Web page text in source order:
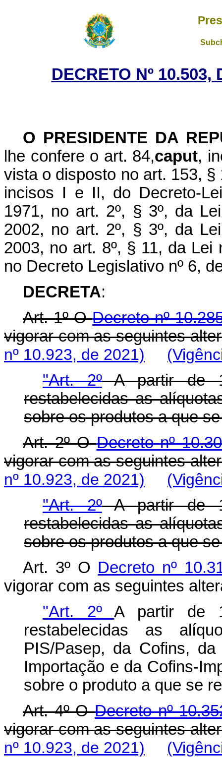
DECRETO Nº 10.503,
O PRESIDENTE DA
lhe confere o art. 84,caput,
vista o disposto no art. 153, §
incisos I e II, do Decreto-
1971, no art. 2º, § 3º, da
2002, no art. 2º, § 3º, da
2003, no art. 8º, § 11, da
no Decreto Legislativo nº 6,
DECRETA:
Art. 1º ODecreto nº
vigorar com as seguintes
nº 10.923, de 2021)
"Art. 2ºA partir de
restabelecidas as
sobre os produtos a que
Art. 2º ODecreto nº
vigorar com as seguintes
nº 10.923, de 2021)
"Art. 2ºA partir de
restabelecidas as
sobre os produtos a que
Art. 3º O Decreto nº
vigorar com as seguintes
"Art. 2ºA partir de
restabelecidas as
PIS/Pasep, da Cofins,
Importação e da Cofins-
sobre o produto a que se
Art. 4º ODecreto nº
vigorar com as seguintes
nº 10.923, de 2021)